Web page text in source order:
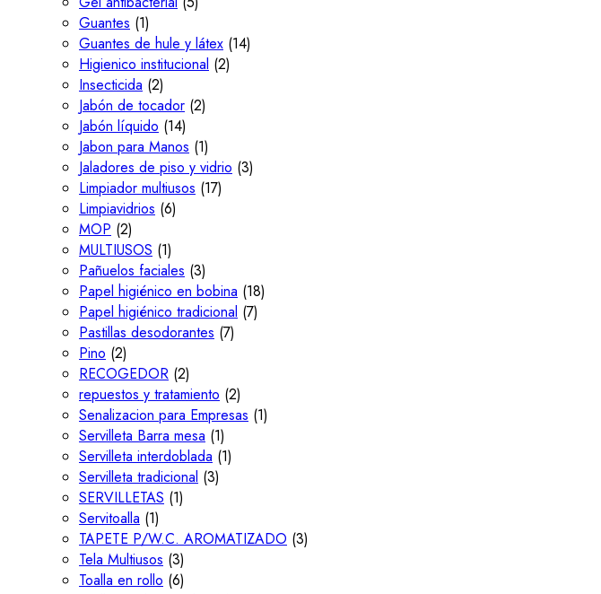
Guantes (1)
Guantes de hule y látex (14)
Higienico institucional (2)
Insecticida (2)
Jabón de tocador (2)
Jabón líquido (14)
Jabon para Manos (1)
Jaladores de piso y vidrio (3)
Limpiador multiusos (17)
Limpiavidrios (6)
MOP (2)
MULTIUSOS (1)
Pañuelos faciales (3)
Papel higiénico en bobina (18)
Papel higiénico tradicional (7)
Pastillas desodorantes (7)
Pino (2)
RECOGEDOR (2)
repuestos y tratamiento (2)
Senalizacion para Empresas (1)
Servilleta Barra mesa (1)
Servilleta interdoblada (1)
Servilleta tradicional (3)
SERVILLETAS (1)
Servitoalla (1)
TAPETE P/W.C. AROMATIZADO (3)
Tela Multiusos (3)
Toalla en rollo (6)